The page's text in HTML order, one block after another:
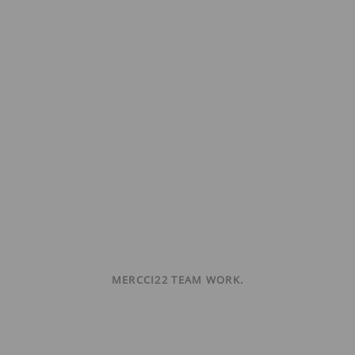
MERCCI22 TEAM WORK.